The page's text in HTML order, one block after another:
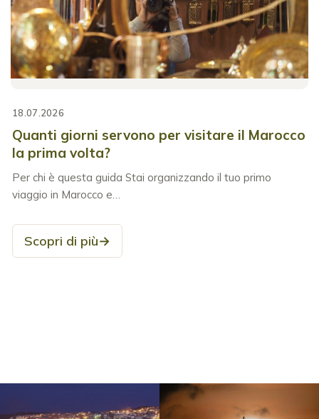
18.07.2026
Quanti giorni servono per visitare il Marocco
la prima volta?
Per chi è questa guida Stai organizzando il tuo primo
viaggio in Marocco e…
Scopri di più→